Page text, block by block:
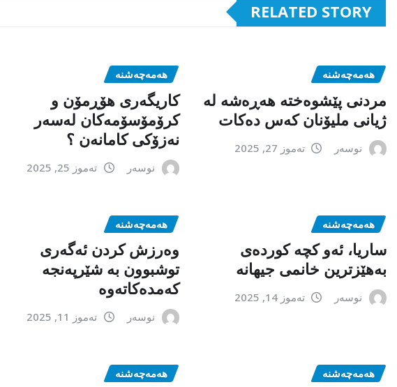
RELATED STORY
هەمەچەشنە
مردنی پێشوەختە هەڕەشە لە
ژیانی ملیۆنان کەس دەکات
نوسەر تەموز 27, 2025
هەمەچەشنە
کاریگەری هۆڕمۆن و
کرۆمۆسۆمەکان لەسەر
نەزۆکی کامانەن ؟
نوسەر تەموز 25, 2025
هەمەچەشنە
ساریا، ئەو کچە کوردەی
بەهێزترین خانمی جیهانە
نوسەر تەموز 14, 2025
هەمەچەشنە
وەرزش کردن ئەگەری
توشبوون بە شێرپەنجە
کەمدەکاتەوە
نوسەر تەموز 11, 2025
هەمەچەشنە هەمەچەشنە